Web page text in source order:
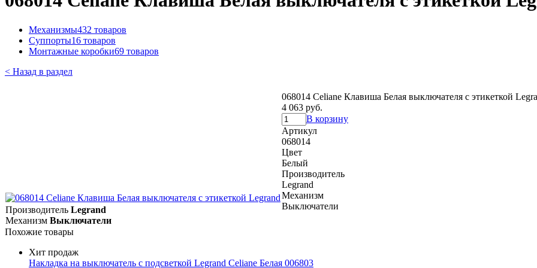
Механизмы432 товаров
Суппорты16 товаров
Монтажные коробки69 товаров
< Назад в раздел
068014 Celiane Клавиша Белая выключателя с этикеткой
4 063 руб.
В корзину
Артикул
068014
Цвет
Белый
Производитель
Legrand
Механизм
Выключатели
Производитель Legrand
Механизм Выключатели
Похожие товары
Хит продаж
Накладка на выключатель с подсветкой Legrand Celiane Белая 006803